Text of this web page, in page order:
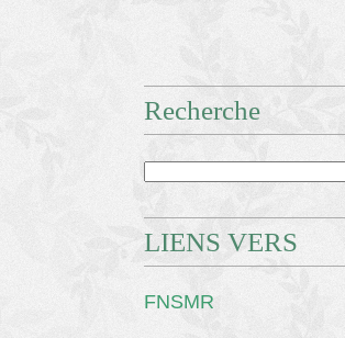
Recherche
LIENS VERS
FNSMR